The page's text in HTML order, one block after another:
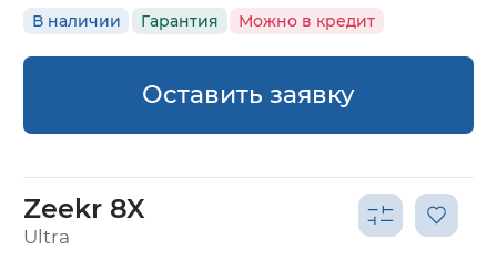
В наличии Гарантия Можно в кредит
Оставить заявку
Zeekr 8X
Ultra